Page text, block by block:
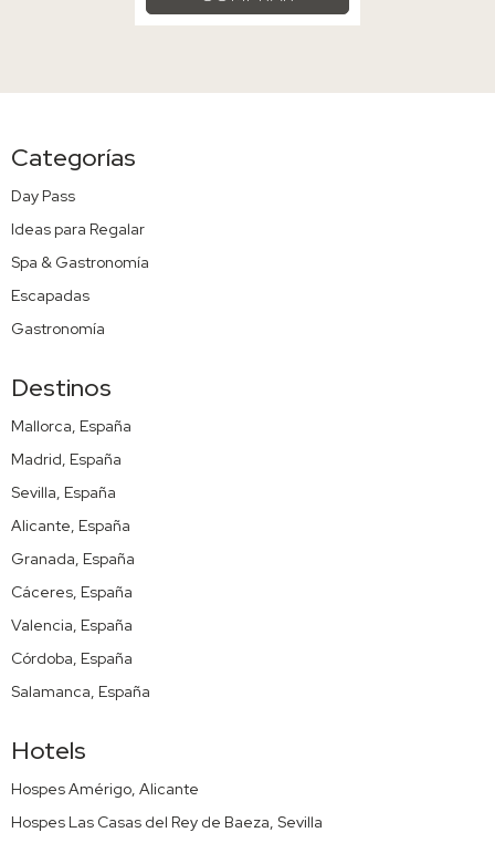
Categorías
Day Pass
Ideas para Regalar
Spa & Gastronomía
Escapadas
Gastronomía
Destinos
Mallorca, España
Madrid, España
Sevilla, España
Alicante, España
Granada, España
Cáceres, España
Valencia, España
Córdoba, España
Salamanca, España
Hotels
Hospes Amérigo, Alicante
Hospes Las Casas del Rey de Baeza, Sevilla